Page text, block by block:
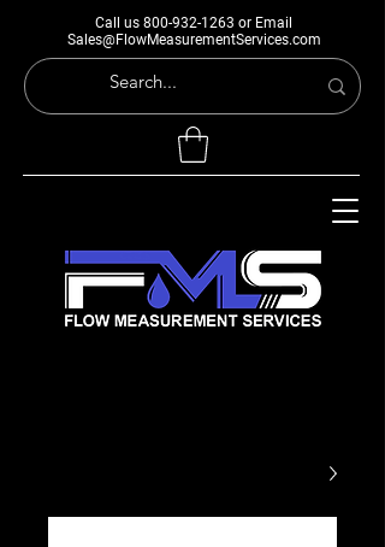
Call us 800-932-1263 or Email
Sales@FlowMeasurementServices.com